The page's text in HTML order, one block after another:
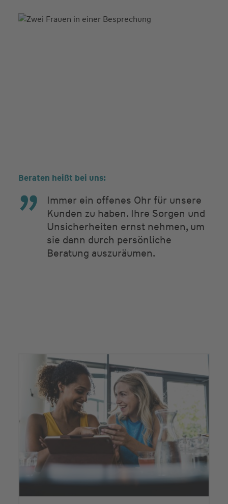
Beraten heißt bei uns:
Immer ein offenes Ohr für unsere
Kunden zu haben. Ihre Sorgen und
Unsicherheiten ernst nehmen, um
sie dann durch persönliche
Beratung auszuräumen.